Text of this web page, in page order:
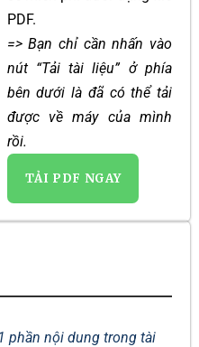
PDF.
=> Bạn chỉ cần nhấn vào
nút “Tải tài liệu” ở phía
bên dưới là đã có thể tải
được về máy của mình
rồi.
TẢI PDF NGAY
phần nội dung trong tài